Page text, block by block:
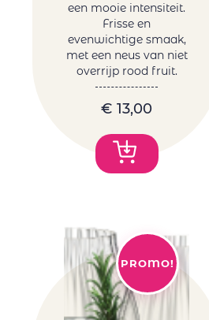
een mooie intensiteit.
Frisse en
evenwichtige smaak,
met een neus van niet
overrijp rood fruit.
€ 13,00
PROMO!